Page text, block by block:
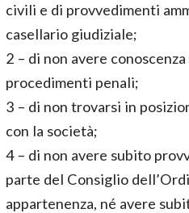
civili e di provvedimenti
casellario giudiziale;
2 – di non avere
procedimenti penali;
3 – di non trovarsi in
con la società;
4 – di non avere subito
parte del Consiglio
appartenenza, né avere